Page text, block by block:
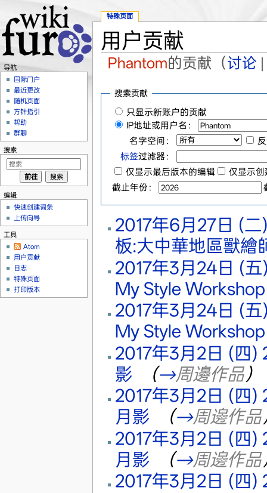
用户贡献
Phantom的贡献（讨论
搜索贡献
只显示新账户的贡献
IP地址或用户名：
名字空间：
标签过滤器：
仅显示最后版本的编辑
仅显示创
截止年份：
2017年6月27日 (二
板:大中華地區獸繪
2017年3月24日 (五
My Style Workshop
2017年3月24日 (五
My Style Workshop
2017年3月2日 (四)
影
（→周邊作品）
2017年3月2日 (四)
月影
（→周邊作品
2017年3月2日 (四)
月影
（→周邊作品
2017年3月2日 (四)
特殊页面
导航
国际门户
最近更改
随机页面
方针指引
帮助
群聊
搜索
编辑
快速创建词条
上传向导
工具
Atom
用户贡献
日志
特殊页面
打印版本